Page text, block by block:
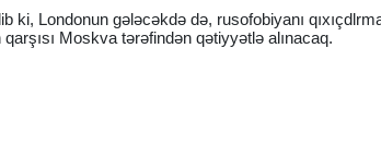
ki, Londonun gələcəkdə də, rusofobiyanı
Moskva tərəfindən qətiyyətlə alınacaq.